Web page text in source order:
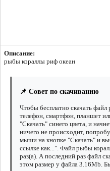
Описание:
рыбы кораллы риф океан
📌 Совет по скачиванию
Чтобы бесплатно скачать
телефон, смартфон, планшет
"Скачать" синего цвета, и
ничего не происходит,
мыши на кнопке "Скачать" и
ссылке как...". Файл рыбы
раз(а). А последний раз файл
этом размер у файла 3.16Mb.